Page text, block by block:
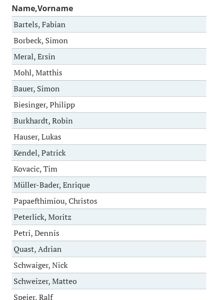
Name,Vorname
Bartels, Fabian
Borbeck, Simon
Meral, Ersin
Mohl, Matthis
Bauer, Simon
Biesinger, Philipp
Burkhardt, Robin
Hauser, Lukas
Kendel, Patrick
Kovacic, Tim
Müller-Bader, Enrique
Papaefthimiou, Christos
Peterlick, Moritz
Petri, Dennis
Quast, Adrian
Schwaiger, Nick
Schweizer, Matteo
Speier, Ralf